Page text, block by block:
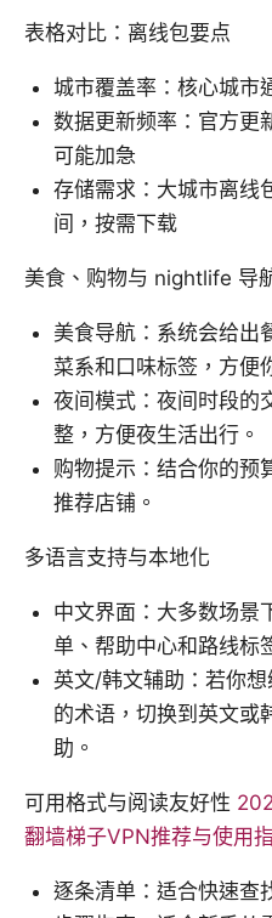
表格对比：离线包要点
城市覆盖率：核心城市
数据更新频率：官方更
可能加急
存储需求：大城市离线
间，按需下载
美食、购物与 nightlife 导
美食导航：系统会给出
菜系和口味标签，方便
夜间模式：夜间时段的
整，方便夜生活出行。
购物提示：结合你的预
推荐店铺。
多语言支持与本地化
中文界面：大多数场景
单、帮助中心和路线标
英文/韩文辅助：若你
的术语，切换到英文或
助。
可用格式与阅读友好性
翻墙梯子VPN推荐与使用指
逐条清单：适合快速查